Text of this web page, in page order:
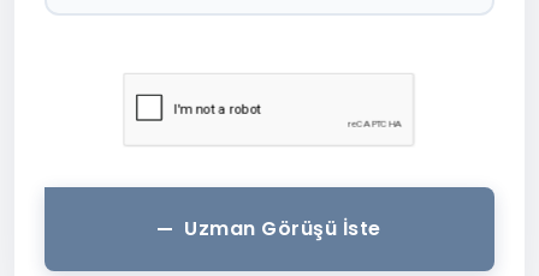
Uzman Görüşü İste